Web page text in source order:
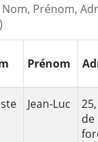
Nom, Prénom,
Prénom
Jean-Luc
de